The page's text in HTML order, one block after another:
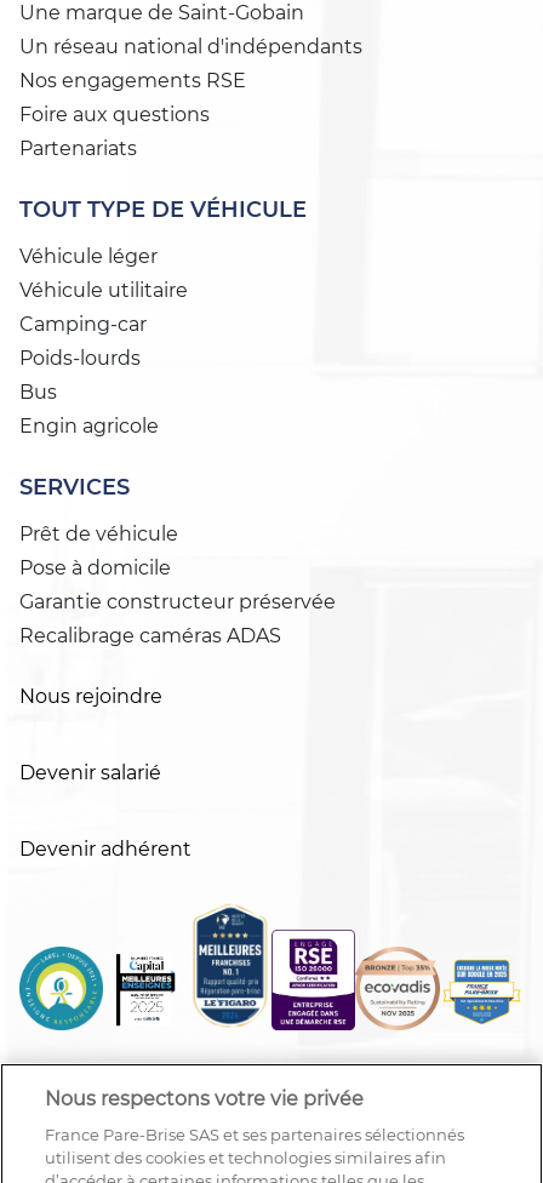
Une marque de Saint-Gobain
Un réseau national d'indépendants
Nos engagements RSE
Foire aux questions
Partenariats
TOUT TYPE DE VÉHICULE
Véhicule léger
Véhicule utilitaire
Camping-car
Poids-lourds
Bus
Engin agricole
SERVICES
Prêt de véhicule
Pose à domicile
Garantie constructeur préservée
Recalibrage caméras ADAS
Nous rejoindre
Devenir salarié
Devenir adhérent
Nous respectons votre vie privée
France Pare-Brise SAS et ses partenaires sélectionnés
utilisent des cookies et technologies similaires afin